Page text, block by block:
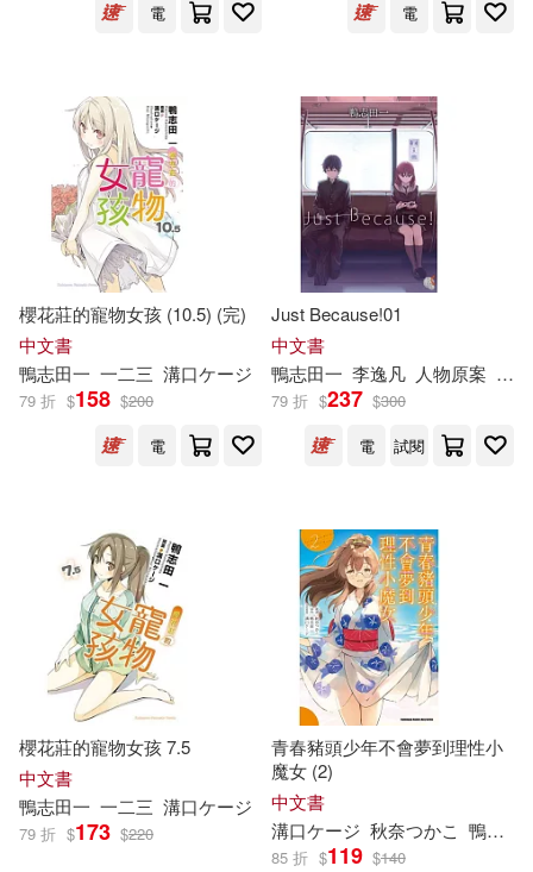
電
電
櫻花莊的寵物女孩 (10.5) (完)
中文書
鴨志田一 一二三 溝口ケージ
79 折 $158 $200
電
Just Because!01
中文書
鴨志田一 李逸凡 人物原案 比
79 折 $237 $300
電
試閱
櫻花莊的寵物女孩 7.5
中文書
鴨志田一 一二三 溝口ケージ
79 折 $173 $220
青春豬頭少年不會夢到理性小
魔女 (2)
中文書
溝口ケージ 秋奈つかこ 鴨志
85 折 $119 $140